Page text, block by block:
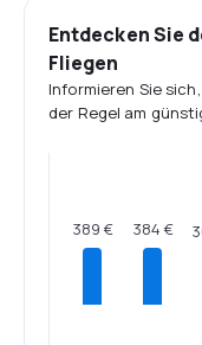
Entdecken Sie
Fliegen
Informieren Sie
der Regel am
389 € 384 €